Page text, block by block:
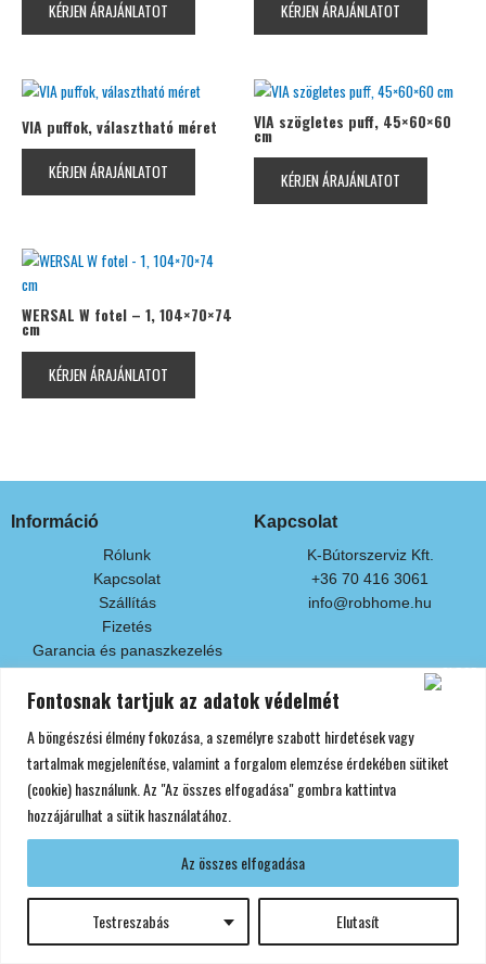
Fontosnak tartjuk az adatok védelmét
A böngészési élmény fokozása, a személyre szabott hirdetések vagy
tartalmak megjelenítése, valamint a forgalom elemzése érdekében sütiket
(cookie) használunk. Az "Az összes elfogadása" gombra kattintva
hozzájárulhat a sütik használatához.
Testreszabás Elutasít
Az összes elfogadása
KÉRJEN ÁRAJÁNLATOT KÉRJEN ÁRAJÁNLATOT
VIA puffok, választható méret
KÉRJEN ÁRAJÁNLATOT
VIA szögletes puff, 45×60×60
cm
KÉRJEN ÁRAJÁNLATOT
WERSAL W fotel – 1, 104×70×74
cm
KÉRJEN ÁRAJÁNLATOT
Információ
Rólunk
Kapcsolat
Szállítás
Fizetés
Garancia és panaszkezelés
Kapcsolat
K-Bútorszerviz Kft.
+36 70 416 3061
info@robhome.hu
Fizetési módok
Készpénzben áruátvételkor
Bankkártyás fizetés
Áruátvétel előtti banki átutalással
Minden jog fenntartva! Copyright © 2024 Robhome
Általános Szerződési Feltételek
Impresszum
c